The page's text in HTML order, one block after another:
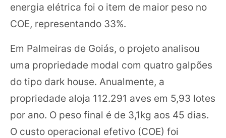
energia elétrica foi o item de maior peso no
COE, representando 33%.
Em Palmeiras de Goiás, o projeto analisou
uma propriedade modal com quatro galpões
do tipo dark house. Anualmente, a
propriedade aloja 112.291 aves em 5,93 lotes
por ano. O peso final é de 3,1kg aos 45 dias.
O custo operacional efetivo (COE) foi